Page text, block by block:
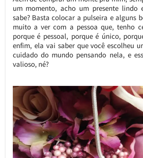
um momento, acho um presente lindo
sabe? Basta colocar a pulseira e alguns
muito a ver com a pessoa que, tenho
porque é pessoal, porque é único,
enfim, ela vai saber que você escolheu
cuidado do mundo pensando nela, e
valioso, né?